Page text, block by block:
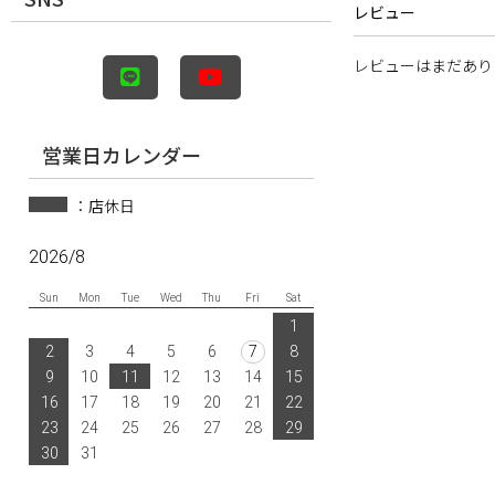
営業日カレンダー
：店休日
2026/8
Sun Mon Tue Wed Thu Fri Sat
1
2
3 4 5 6 7
8
9
10 11 12 13 14
15
16
17 18 19 20 21
22
23
24 25 26 27 28
29
30
31
レビュー
レビューはまだあ